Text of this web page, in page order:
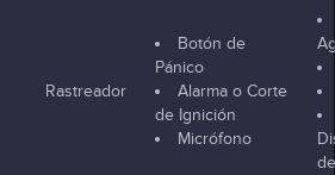
Rastreador
Botón de
Pánico
Alarma o Corte
de Ignición
Micrófono